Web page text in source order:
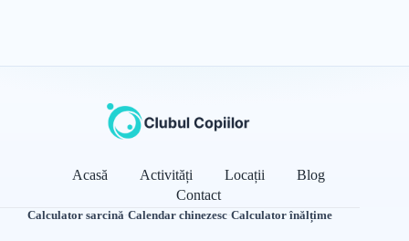
Acasă Activități Locații
Blog
Contact
Calculator sarcină·Calendar chinezesc·Calculator înălțime